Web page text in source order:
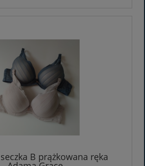
B prążkowana ręka